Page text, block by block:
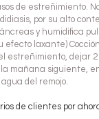
de estreñimiento.
por su alto
y humidifica
efecto laxante)
estreñimiento, dejar 2
mañana siguiente,
del remojo.
de clientes por